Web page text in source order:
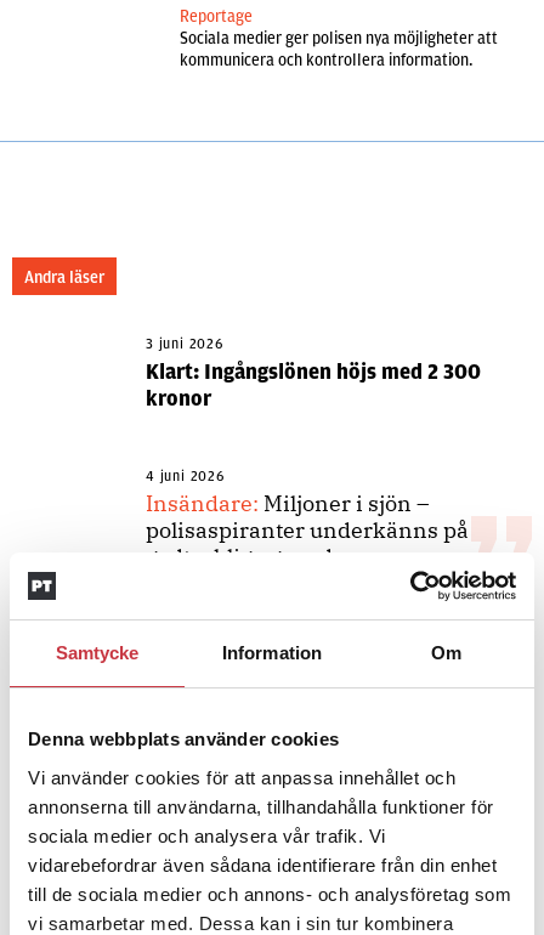
Samtycke Information Om
Denna webbplats använder cookies
Vi använder cookies för att anpassa innehållet och
annonserna till användarna, tillhandahålla funktioner för
sociala medier och analysera vår trafik. Vi
vidarebefordrar även sådana identifierare från din enhet
till de sociala medier och annons- och analysföretag som
vi samarbetar med. Dessa kan i sin tur kombinera
Reportage
Sociala medier ger polisen nya möjligheter att
kommunicera och kontrollera information.
Andra läser
3 juni 2026
Klart: Ingångslönen höjs med 2 300
kronor
4 juni 2026
Insändare: Miljoner i sjön –
polisaspiranter underkänns på
godtyckliga grunder
Polisregionen erkänner fel: ”Kommer
att rättas till”